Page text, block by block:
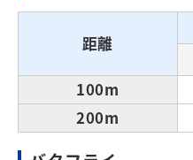
距離
100m
200m